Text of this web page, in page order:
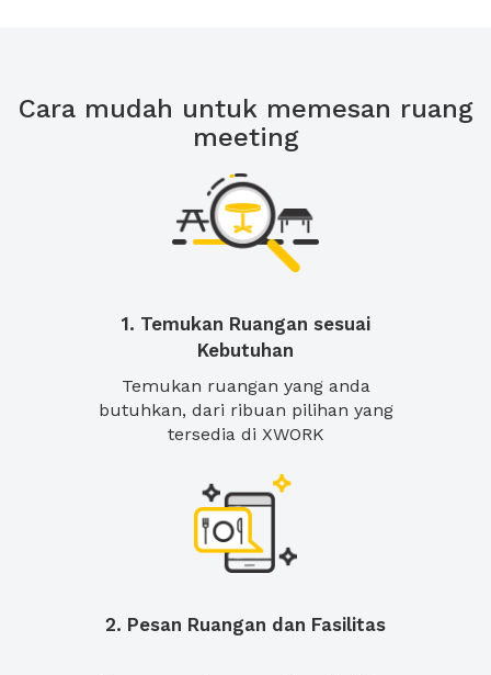
Cara mudah untuk memesan ruang
meeting
1. Temukan Ruangan sesuai
Kebutuhan
Temukan ruangan yang anda
butuhkan, dari ribuan pilihan yang
tersedia di XWORK
2. Pesan Ruangan dan Fasilitas